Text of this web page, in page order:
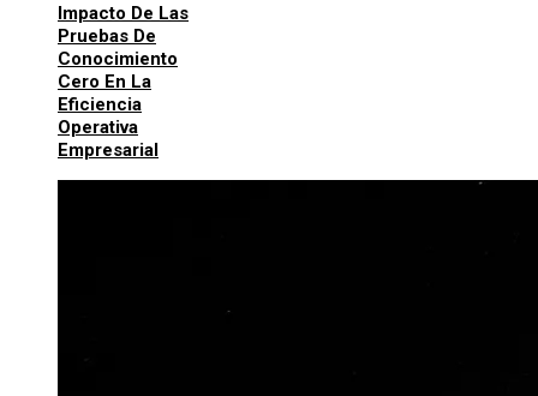
Impacto De Las
Pruebas De
Conocimiento
Cero En La
Eficiencia
Operativa
Empresarial